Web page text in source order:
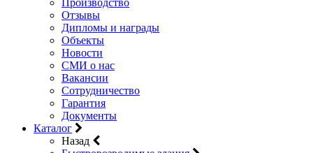
Производство
Отзывы
Дипломы и награды
Объекты
Новости
СМИ о нас
Вакансии
Сотрудничество
Гарантия
Документы
Каталог
Назад